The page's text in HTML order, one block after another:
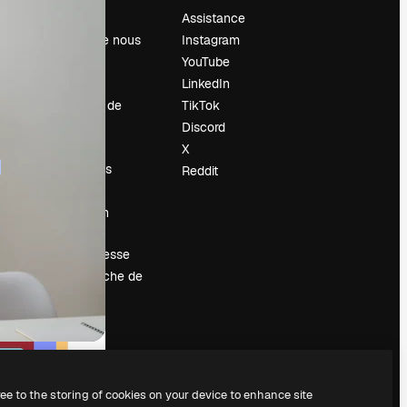
À propos de nous
Tendances de
Événements
Vendre mon
Salle de presse
À la recherche de
Assistance
Instagram
YouTube
LinkedIn
TikTok
Discord
X
Reddit
to the storing of cookies on your device to enhance site